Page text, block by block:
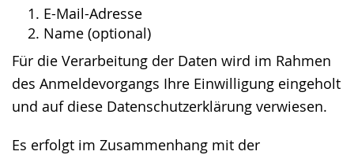
E-Mail-Adresse
Name (optional)
Für die Verarbeitung der Daten wird im Rahmen
des Anmeldevorgangs Ihre Einwilligung eingeholt
und auf diese Datenschutzerklärung verwiesen.
Es erfolgt im Zusammenhang mit der